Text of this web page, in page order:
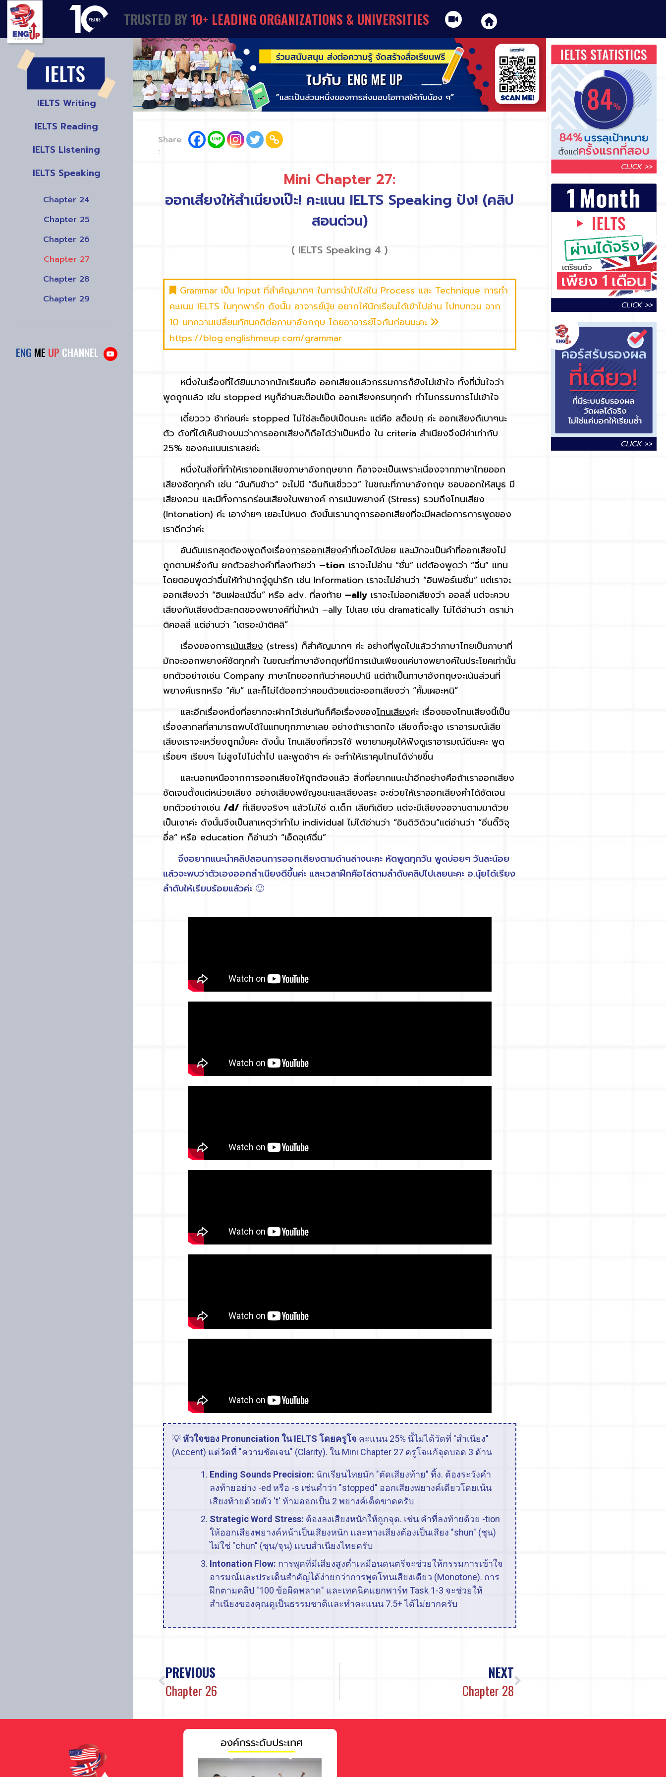
TRUSTED BY 10+ LEADING ORGANIZATIONS & UNIVERSITIES
IELTS Writing
IELTS Reading
IELTS Listening
IELTS Speaking
Chapter 24
Chapter 25
Chapter 26
Chapter 27
Chapter 28
Chapter 29
ENG ME UP CHANNEL
Share
:
Mini Chapter 27:
ออกเสียงให้สำเนียงเป๊ะ! คะแนน IELTS Speaking ปัง! (คลิป
สอนด่วน)
( IELTS Speaking 4 )
Grammar เป็น Input ที่สำคัญมากๆ ในการนำไปใส่ใน Process และ Technique การทำ
คะแนน IELTS ในทุกพาร์ท ดังนั้น อาจารย์นุ้ย อยากให้นักเรียนได้เข้าไปอ่าน ไปทบทวน จาก
10 บทความเปลี่ยนทัศนคติต่อภาษาอังกฤษ โดยอาจารย์โจกันก่อนนะคะ
https://blog.englishmeup.com/grammar
หนึ่งในเรื่องที่ได้ยินมาจากนักเรียนคือ ออกเสียงแล้วกรรมการก็ยังไม่เข้าใจ ทั้งที่มั่นใจว่า
พูดถูกแล้ว เช่น stopped หนูก็อ่านสะต๊อปเป็ด ออกเสียงครบทุกคำ ทำไมกรรมการไม่เข้าใจ
เดี๋ยววว ช้าก่อนค่ะ stopped ไม่ใช่สะต็อปเป็ดนะคะ แต่คือ สต็อปถฺ ค่ะ ออกเสียงถึเบาๆนะ
ตัว ดังที่ได้เห็นข้างบนว่าการออกเสียงก็ถือได้ว่าเป็นหนึ่ง ใน criteria สำเนียงจึงมีค่าเท่ากับ
25% ของคะแนนเราเลยค่ะ
หนึ่งในสิ่งที่ทำให้เราออกเสียงภาษาอังกฤษยาก ก็อาจจะเป็นเพราะเนื่องจากภาษาไทยออก
เสียงชัดทุกคำ เช่น “ฉันกินข้าว” จะไม่มี “ฉึนกินเขิ่ววว” ในขณะที่ภาษาอังกฤษ ชอบออกให้สมูธ มี
เสียงควบ และมีทั้งการกร่อนเสียงในพยางค์ การเน้นพยางค์ (Stress) รวมถึงโทนเสียง
(Intonation) ค่ะ เอาง่ายๆ เยอะไปหมด ดังนั้นเรามาดูการออกเสียงที่จะมีผลต่อการการพูดของ
เราดีกว่าค่ะ
อันดับแรกสุดต้องพูดถึงเรื่องการออกเสียงคำที่เจอได้บ่อย และมักจะเป็นคำที่ออกเสียงไม่
ถูกตามฝรั่งกัน ยกตัวอย่างคำที่ลงท้ายว่า –tion เราจะไม่อ่าน “ชั่น” แต่ต้องพูดว่า “ฉึ่น” แทน
โดยตอนพูดว่าฉึ่นให้ทำปากจู๋ดูน่ารัก เช่น Information เราจะไม่อ่านว่า “อินฟอร์เมชั่น” แต่เราจะ
ออกเสียงว่า “อินเฝอะเม้ฉึ่น” หรือ adv. ที่ลงท้าย –allyเราจะไม่ออกเสียงว่า ออลลี่ แต่จะควบ
เสียงกับเสียงตัวสะกดของพยางค์ที่นำหน้า –ally ไปเลย เช่น dramatically ไม่ได้อ่านว่า ดราม่า
ติคอลลี่ แต่อ่านว่า “เดรอะม้าติคลิ”
เรื่องของการเน้นเสียง(stress) ก็สำคัญมากๆ ค่ะ อย่างที่พูดไปแล้วว่าภาษาไทยเป็นภาษาที่
มักจะออกพยางค์ชัดทุกคำ ในขณะที่ภาษาอังกฤษที่มีการเน้นเพียงแค่บางพยางค์ในประโยคเท่านั้น
ยกตัวอย่างเช่น Company ภาษาไทยออกกันว่าคอมปานี แต่ถ้าเป็นภาษาอังกฤษจะเน้นส่วนที่
พยางค์แรกหรือ “คัม” และก็ไม่ได้ออกว่าคอมด้วยแต่จะออกเสียงว่า “คั้มเผอะหนิ”
และอีกเรื่องหนึ่งที่อยากจะฝากไว้เช่นกันก็คือเรื่องของโทนเสียงค่ะ เรื่องของโทนเสียงนี้เป็น
เรื่องสากลที่สามารถพบได้ในแทบทุกภาษาเลย อย่างถ้าเราตกใจ เสียงก็จะสูง เราอารมณ์เสีย
เสียงเราจะเหวี่ยงถูกมั้ยคะ ดังนั้น โทนเสียงที่ควรใช้ พยายามคุมให้ฟังดูเราอารมณ์ดีนะคะ พูด
เรื่อยๆ เรียบๆ ไม่สูงไปไม่ต่ำไป และพูดช้าๆ ค่ะ จะทำให้เราคุมโทนได้ง่ายขึ้น
และนอกเหนือจากการออกเสียงให้ถูกต้องแล้ว สิ่งที่อยากแนะนำอีกอย่างคือถ้าเราออกเสียง
ชัดเจนตั้งแต่หน่วยเสียง อย่างเสียงพยัญชนะและเสียงสระ จะช่วยให้เราออกเสียงคำได้ชัดเจน
ยกตัวอย่างเช่น /d/ที่เสียงจริงๆ แล้วไม่ใช่ ด.เด็ก เสียทีเดียว แต่จะมีเสียงจอจานตามมาด้วย
เป็นเงาค่ะ ดังนั้นจึงเป็นสาเหตุว่าทำไม individual ไม่ได้อ่านว่า “อินดิวิด้วน”แต่อ่านว่า “อิ่นดิ๊วิจุ
อึ่ล” หรือ education ก็อ่านว่า “เอ็ดจุเค้ฉึ่น”
จึงอยากแนะนำคลิปสอนการออกเสียงตามด้านล่างนะคะ หัดพูดทุกวัน พูดบ่อยๆ วันละน้อย
แล้วจะพบว่าตัวเองออกสำเนียงดีขึ้นค่ะ และเวลาฝึกคือไล่ตามลำดับคลิปไปเลยนะคะ อ.นุ้ยได้เรียง
ลำดับให้เรียบร้อยแล้วค่ะ 🙂
💡 หัวใจของ Pronunciation ใน IELTS โดยครูโจ คะแนน 25% นี้ไม่ได้วัดที่ "สำเนียง"
(Accent) แต่วัดที่ "ความชัดเจน" (Clarity). ใน Mini Chapter 27 ครูโจแก้จุดบอด 3 ด้าน
Ending Sounds Precision: นักเรียนไทยมัก "ตัดเสียงท้าย" ทิ้ง. ต้องระวังคำ
ลงท้ายอย่าง -ed หรือ -s เช่นคำว่า "stopped" ออกเสียงพยางค์เดียวโดยเน้น
เสียงท้ายด้วยตัว 't' ห้ามออกเป็น 2 พยางค์เด็ดขาดครับ
Strategic Word Stress: ต้องลงเสียงหนักให้ถูกจุด. เช่น คำที่ลงท้ายด้วย -tion
ให้ออกเสียงพยางค์หน้าเป็นเสียงหนัก และหางเสียงต้องเป็นเสียง "shun" (ชุน)
ไม่ใช่ "chun" (ชุน/จุน) แบบสำเนียงไทยครับ
Intonation Flow: การพูดที่มีเสียงสูงต่ำเหมือนดนตรีจะช่วยให้กรรมการเข้าใจ
อารมณ์และประเด็นสำคัญได้ง่ายกว่าการพูดโทนเสียงเดียว (Monotone). การ
ฝึกตามคลิป "100 ข้อผิดพลาด" และเทคนิคแยกพาร์ท Task 1-3 จะช่วยให้
สำเนียงของคุณดูเป็นธรรมชาติและทำคะแนน 7.5+ ได้ไม่ยากครับ
PREVIOUS
Chapter 26
NEXT
Chapter 28